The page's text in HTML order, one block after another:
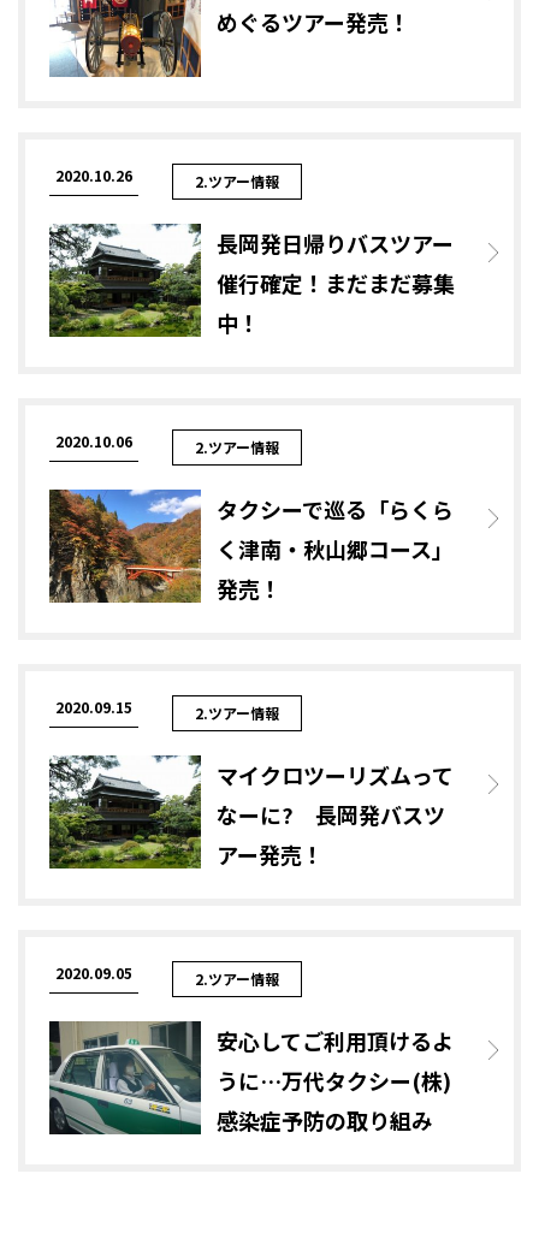
めぐるツアー発売！
2020.10.26 2.ツアー情報
長岡発日帰りバスツアー
催行確定！まだまだ募集
中！
2020.10.06 2.ツアー情報
タクシーで巡る「らくら
く津南・秋山郷コース」
発売！
2020.09.15 2.ツアー情報
マイクロツーリズムって
なーに? 長岡発バスツ
アー発売！
2020.09.05 2.ツアー情報
安心してご利用頂けるよ
うに…万代タクシー(株)
感染症予防の取り組み